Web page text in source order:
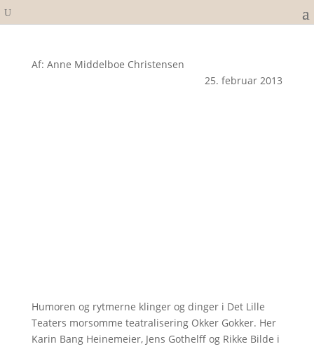
Af: Anne Middelboe Christensen
25. februar 2013
Humoren og rytmerne klinger og dinger i Det Lille
Teaters morsomme teatralisering Okker Gokker. Her
Karin Bang Heinemeier, Jens Gothelff og Rikke Bilde i